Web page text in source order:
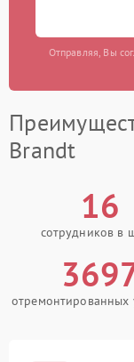
Отправляя, Вы
Brandt
16
сотрудников в
отремонтированных